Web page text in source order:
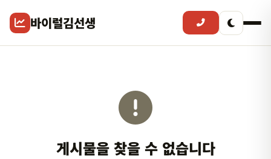
바이럴김선생
게시물을 찾을 수 없습니다